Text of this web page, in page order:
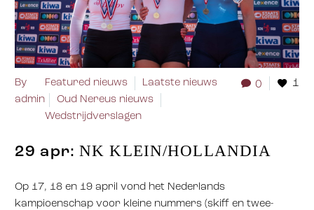
0 1
By
admin
Featured nieuws
Laatste nieuws
Oud Nereus nieuws
Wedstrijdverslagen
29 apr: NK KLEIN/HOLLANDIA
Op 17, 18 en 19 april vond het Nederlands
kampioenschap voor kleine nummers (skiff en twee-